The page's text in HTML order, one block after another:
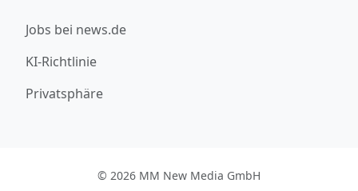
Jobs bei news.de
KI-Richtlinie
Privatsphäre
© 2026 MM New Media GmbH